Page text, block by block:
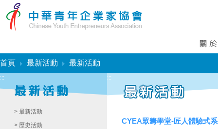
首頁 最新活動 最新活動
:::
> 最新活動
> 歷史活動
:::
CYEA眾籌學堂-匠人體驗式